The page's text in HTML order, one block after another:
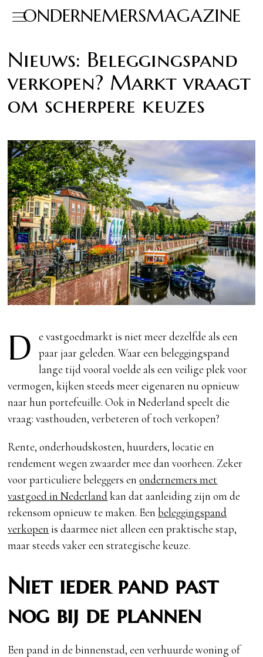
ONDERNEMERSMAGAZINE
Nieuws: Beleggingspand
verkopen? Markt vraagt
om scherpere keuzes
D
e vastgoedmarkt is niet meer dezelfde als een
paar jaar geleden. Waar een beleggingspand
lange tijd vooral voelde als een veilige plek voor
vermogen, kijken steeds meer eigenaren nu opnieuw
naar hun portefeuille. Ook in Nederland speelt die
vraag: vasthouden, verbeteren of toch verkopen?
Rente, onderhoudskosten, huurders, locatie en
rendement wegen zwaarder mee dan voorheen. Zeker
voor particuliere beleggers enondernemers met
vastgoed in Nederlandkan dat aanleiding zijn om de
rekensom opnieuw te maken. Eenbeleggingspand
verkopen is daarmee niet alleen een praktische stap,
maar steeds vaker een strategische keuze.
Niet ieder pand past
nog bij de plannen
Een pand in de binnenstad, een verhuurde woning of